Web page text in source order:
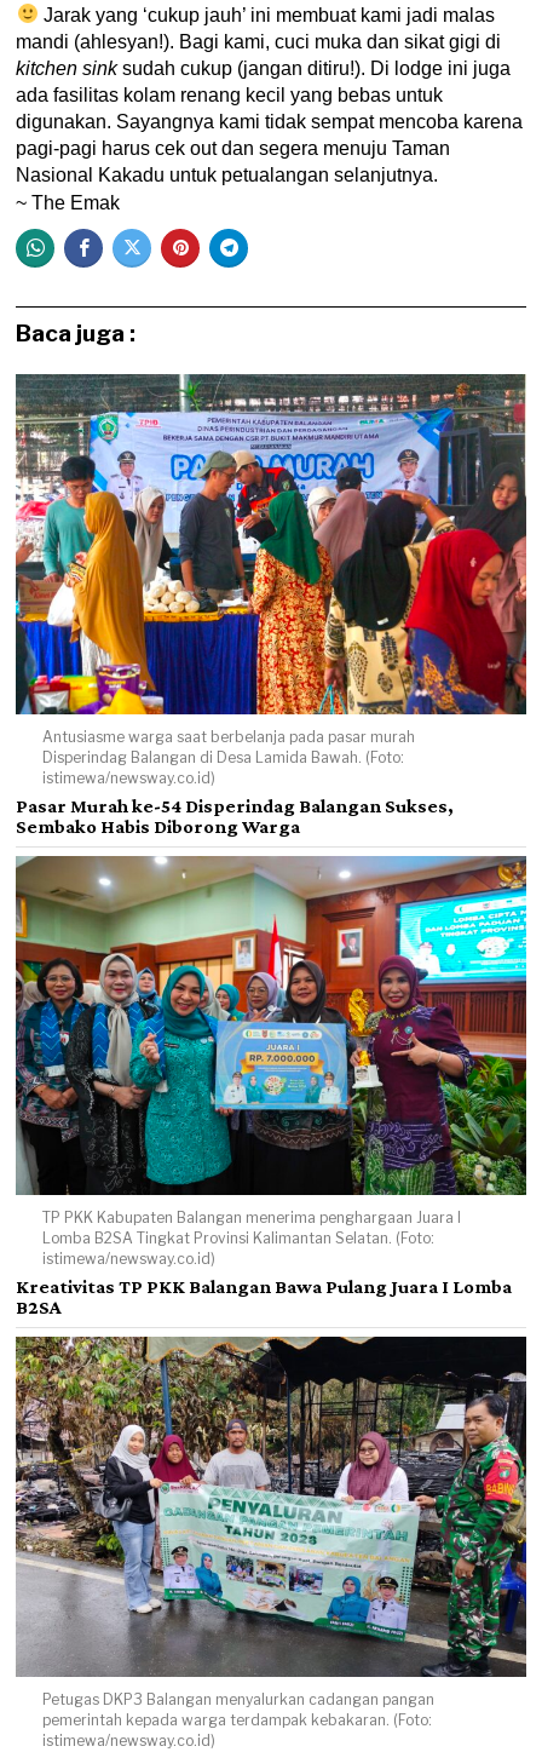
Jarak yang ‘cukup jauh’ ini membuat kami jadi malas
mandi (ahlesyan!). Bagi kami, cuci muka dan sikat gigi di
kitchen sinksudah cukup (jangan ditiru!). Di lodge ini juga
ada fasilitas kolam renang kecil yang bebas untuk
digunakan. Sayangnya kami tidak sempat mencoba karena
pagi-pagi harus cek out dan segera menuju Taman
Nasional Kakadu untuk petualangan selanjutnya.
~ The Emak
Baca juga :
Antusiasme warga saat berbelanja pada pasar murah
Disperindag Balangan di Desa Lamida Bawah. (Foto:
istimewa/newsway.co.id)
Pasar Murah ke-54 Disperindag Balangan Sukses,
Sembako Habis Diborong Warga
TP PKK Kabupaten Balangan menerima penghargaan Juara I
Lomba B2SA Tingkat Provinsi Kalimantan Selatan. (Foto:
istimewa/newsway.co.id)
Kreativitas TP PKK Balangan Bawa Pulang Juara I Lomba
B2SA
Petugas DKP3 Balangan menyalurkan cadangan pangan
pemerintah kepada warga terdampak kebakaran. (Foto:
istimewa/newsway.co.id)